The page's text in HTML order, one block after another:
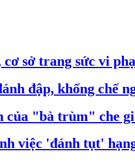
sở trang sức vi
đập, khống chế
của "bà trùm" che
việc 'đánh tụt'